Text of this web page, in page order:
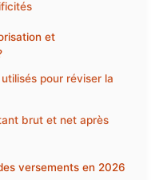
et
pour réviser la
brut et net après
versements en 2026